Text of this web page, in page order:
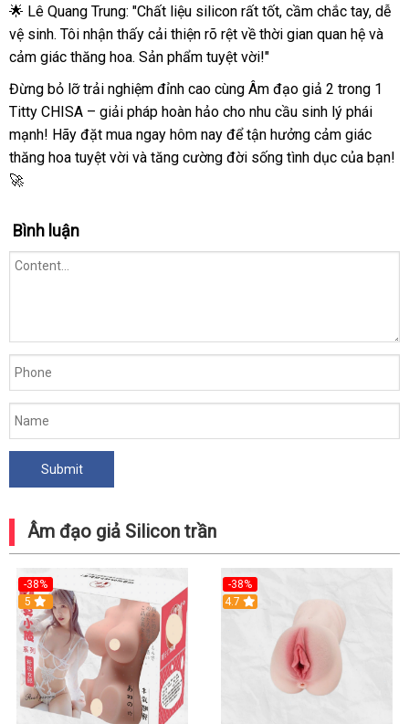
🌟 Lê Quang Trung: "Chất liệu silicon rất tốt, cầm chắc tay, dễ
vệ sinh. Tôi nhận thấy cải thiện rõ rệt về thời gian quan hệ và
cảm giác thăng hoa. Sản phẩm tuyệt vời!"
Đừng bỏ lỡ trải nghiệm đỉnh cao cùng Âm đạo giả 2 trong 1
Titty CHISA – giải pháp hoàn hảo cho nhu cầu sinh lý phái
mạnh! Hãy đặt mua ngay hôm nay để tận hưởng cảm giác
thăng hoa tuyệt vời và tăng cường đời sống tình dục của bạn!
🚀
Bình luận
Âm đạo giả Silicon trần
-38%
5
-38%
Hot
4.7